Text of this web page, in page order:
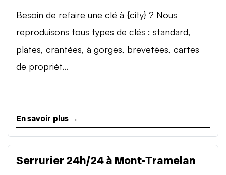
Besoin de refaire une clé à {city} ? Nous
reproduisons tous types de clés : standard,
plates, crantées, à gorges, brevetées, cartes
de propriét...
En savoir plus →
Serrurier 24h/24 à Mont-Tramelan